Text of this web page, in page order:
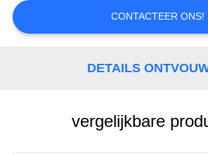
CONTACTEER ONS!
DETAILS
vergelijkbare